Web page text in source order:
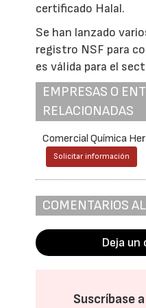
certificado Halal.
Se han lanzado
registro NSF para
es válida para el
EMPRESAS O
RELACIONADAS
Comercial Química
Solicitar información
COMENTARIOS
Deja
Suscríbase